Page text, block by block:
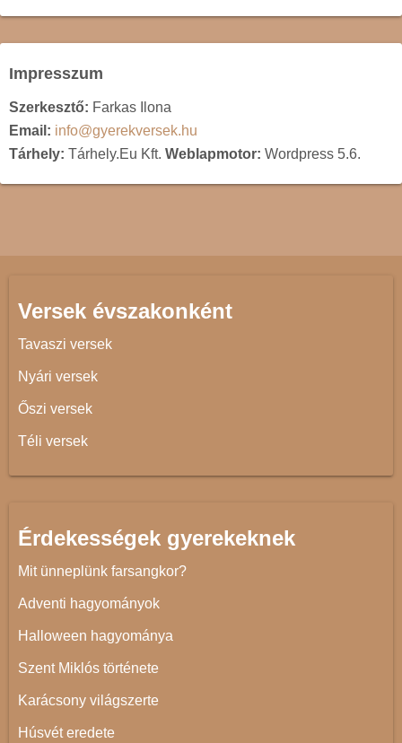
Impresszum
Szerkesztő: Farkas Ilona
Email: info@gyerekversek.hu
Tárhely: Tárhely.Eu Kft. Weblapmotor: Wordpress 5.6.
Versek évszakonként
Tavaszi versek
Nyári versek
Őszi versek
Téli versek
Érdekességek gyerekeknek
Mit ünneplünk farsangkor?
Adventi hagyományok
Halloween hagyománya
Szent Miklós története
Karácsony világszerte
Húsvét eredete